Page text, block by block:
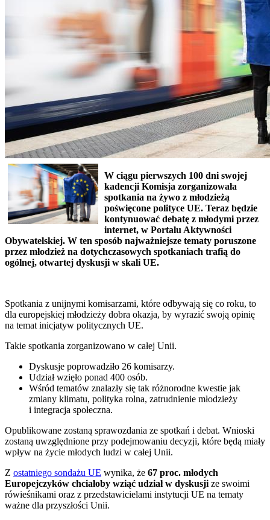
W ciągu pierwszych 100 dni swojej
kadencji Komisja zorganizowała
spotkania na żywo z młodzieżą
poświęcone polityce UE. Teraz będzie
kontynuować debatę z młodymi przez
internet, w Portalu Aktywności
Obywatelskiej. W ten sposób najważniejsze tematy poruszone
przez młodzież na dotychczasowych spotkaniach trafią do
ogólnej, otwartej dyskusji w skali UE.
Spotkania z unijnymi komisarzami, które odbywają się co roku, to
dla europejskiej młodzieży dobra okazja, by wyrazić swoją opinię
na temat inicjatyw politycznych UE.
Takie spotkania zorganizowano w całej Unii.
Dyskusje poprowadziło 26 komisarzy.
Udział wzięło ponad 400 osób.
Wśród tematów znalazły się tak różnorodne kwestie jak
zmiany klimatu, polityka rolna, zatrudnienie młodzieży
i integracja społeczna.
Opublikowane zostaną sprawozdania ze spotkań i debat. Wnioski
zostaną uwzględnione przy podejmowaniu decyzji, które będą miały
wpływ na życie młodych ludzi w całej Unii.
Z ostatniego sondażu UE wynika, że 67 proc. młodych
Europejczyków chciałoby wziąć udział w dyskusji ze swoimi
rówieśnikami oraz z przedstawicielami instytucji UE na tematy
ważne dla przyszłości Unii.